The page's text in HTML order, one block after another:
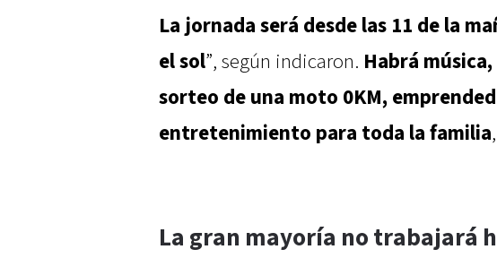
La jornada será desde las 11 de la
el sol”, según indicaron. Habrá
sorteo de una moto 0KM,
entretenimiento para toda la familia
La gran mayoría no trabajará